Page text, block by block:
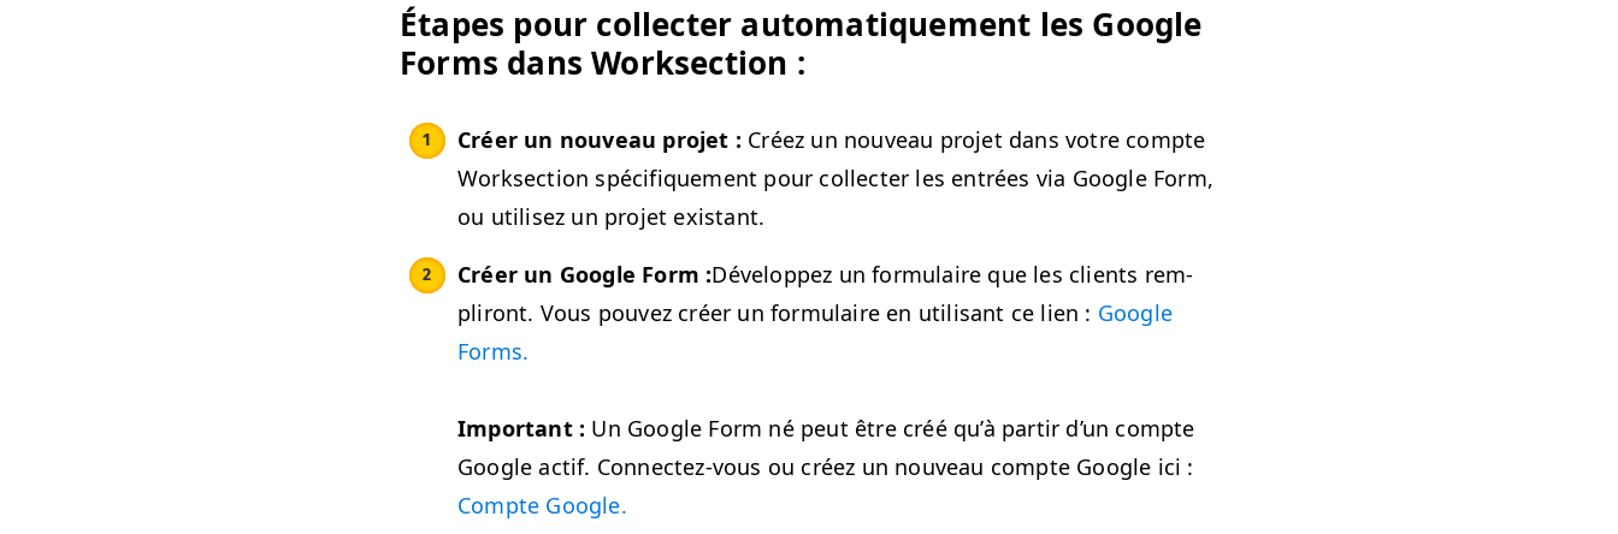
Étapes pour col­lecter automa­tique­ment les Google
Forms dans Worksection :
Créer un nou­veau pro­jet : Créez un nou­veau pro­jet dans votre compte
Work­sec­tion spé­ci­fique­ment pour col­lecter les entrées via Google Form,
ou utilisez un pro­jet existant.
Créer un Google Form :Développez un for­mu­laire que les clients rem­
pliront. Vous pou­vez créer un for­mu­laire en util­isant ce lien : Google
Forms.
Impor­tant : Un Google Form né peut être créé qu’à par­tir d’un compte
Google act­if. Con­nectez-vous ou créez un nou­veau compte Google ici :
Compte Google.